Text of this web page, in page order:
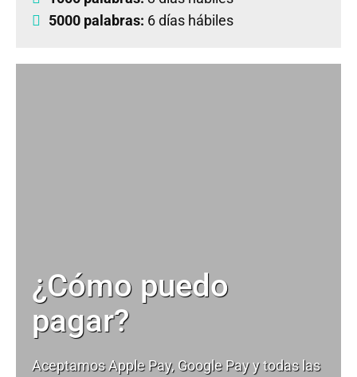
5000 palabras: 6 días hábiles
¿Cómo puedo
pagar?
Aceptamos Apple Pay, Google Pay y todas las